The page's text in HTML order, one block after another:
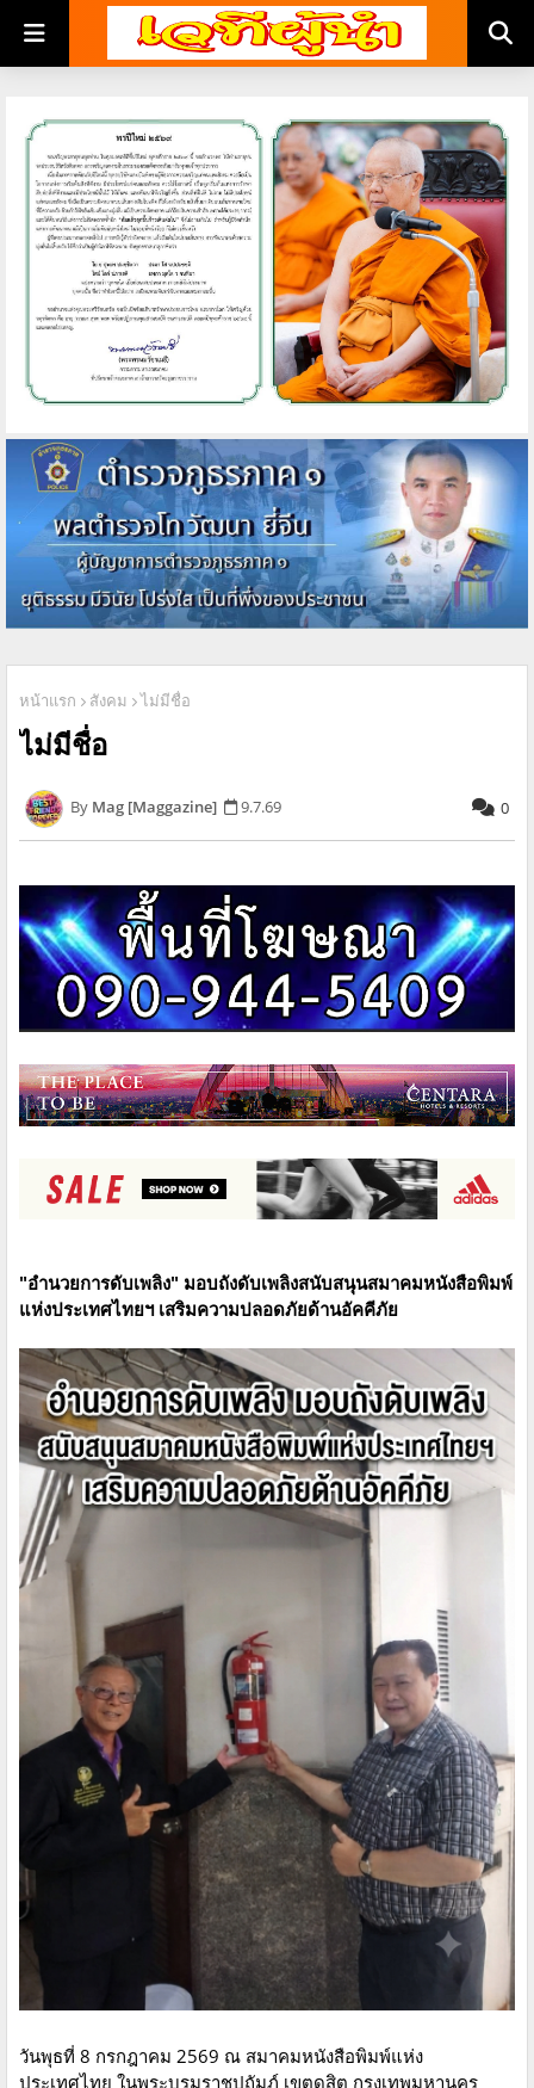
หน้าแรก สังคม ไม่มีชื่อ
ไม่มีชื่อ
Mag [Maggazine] 9.7.69 0
"อำนวยการดับเพลิง" มอบถังดับเพลิงสนับสนุนสมาคมหนังสือพิมพ์
แห่งประเทศไทยฯ เสริมความปลอดภัยด้านอัคคีภัย
วันพุธที่ 8 กรกฎาคม 2569 ณ สมาคมหนังสือพิมพ์แห่ง
ประเทศไทย ในพระบรมราชูปถัมภ์ เขตดุสิต กรุงเทพมหานคร